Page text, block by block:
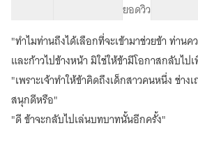
ยอดวิว
"ทำไมท่านถึงได้เลือกที่จะเข้ามาช่วยข้า ท่าน
และก้าวไปข้างหน้า มิใช่ให้ข้ามีโอกาสกลับไ
"เพราะเจ้าทำให้ข้าคิดถึงเด็กสาวคนหนึ่ง ช่าง
สนุกดีหรือ"
"ดี ข้าจะกลับไปเล่นบทบาทนั้นอีกครั้ง"